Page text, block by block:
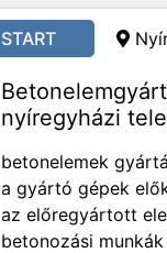
START
nyíregyházi
betonelemek
a gyártó gépek
az előregyártott
betonozási